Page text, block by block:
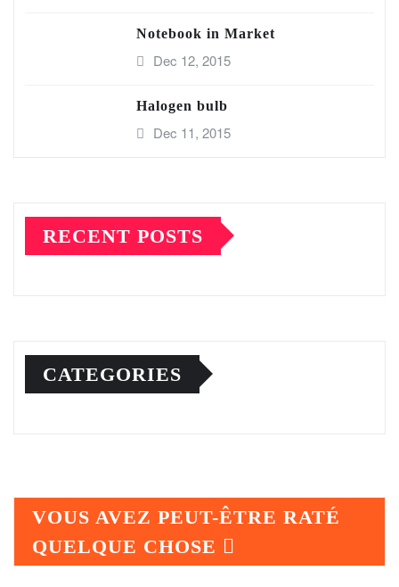
Notebook in Market
Dec 12, 2015
Halogen bulb
Dec 11, 2015
RECENT POSTS
CATEGORIES
VOUS AVEZ PEUT-ÊTRE RATÉ
QUELQUE CHOSE